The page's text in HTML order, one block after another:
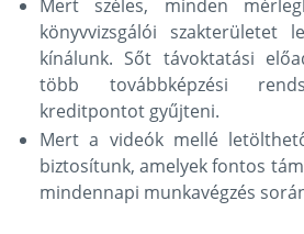
Mert széles, minden
könyvvizsgálói szakterületet
kínálunk. Sőt távoktatási
több továbbképzési
kreditpontot gyűjteni.
Mert a videók mellé
biztosítunk, amelyek fontos
mindennapi munkavégzés